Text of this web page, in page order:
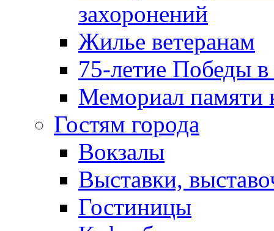
захоронений
Жилье ветеранам
75-летие Победы
Мемориал памяти
Гостям города
Вокзалы
Выставки,
Гостиницы